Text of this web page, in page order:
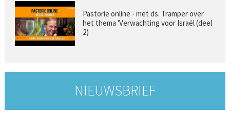
Pastorie online - met ds. Tramper over
het thema 'Verwachting voor Israël (deel
2)
NIEUWSBRIEF